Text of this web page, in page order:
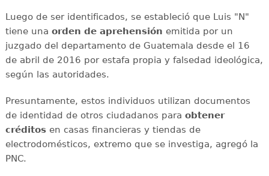
Luego de ser identificados, se estableció que Luis "N"
tiene una orden de aprehensión emitida por un
juzgado del departamento de Guatemala desde el 16
de abril de 2016 por estafa propia y falsedad ideológica,
según las autoridades.
Presuntamente, estos individuos utilizan documentos
de identidad de otros ciudadanos para obtener
créditosen casas financieras y tiendas de
electrodomésticos, extremo que se investiga, agregó la
PNC.